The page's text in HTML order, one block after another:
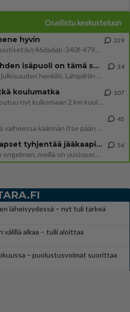
Osallistu keskusteluun
hyvin
https://www.iltalehti.fi/viihdeuutiset/a/c46da6ab-340f-4790-aaa7-0865eed2336 Yrityksen konkurssihakemus on tullut kärä
329
Tiesitkö? Martina Aitolehden isäpuoli on tämä suosittu laulaja
Martina Aitolehti on seurattu julkisuuden henkilö. Lähipiiriin mahtuu muitakin tunnettuja henkilöitä. Tiesitkö, että Ma
34
koulumatka
Hesarissa päivitellään lapset joutuu nyt kulkemaan 2 km kouluun jösses. Ruostefillarilla tuo matka menee vaikka miten äk
107
Mutta mies vain tuijottaa, siinä vaiheessa käännän itse pään pois. Mikä juttu? Yleensä jos joku tuijottaa tai katsoo, hä
45
Uusioperheen aikuiset lapset tyhjentää jääkaapin käydessään
Miten selvittäisitte seuraavan ongelman, meillä on uusioperhe, minulla teini-ikäiset lapset ja puolisolla aikuiset, jotk
56
läheisyydessä – nyt tuli tärkeä
välillä alkaa – tulli aloittaa
– puolustusvoimat suorittaa